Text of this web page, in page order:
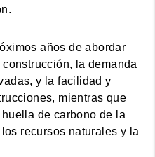
años de abordar
la demanda
y la facilidad y
mientras que
de carbono de la
recursos naturales y la